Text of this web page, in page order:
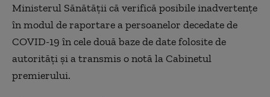
Ministerul Sănătăţii că verifică posibile inadvertenţe
în modul de raportare a persoanelor decedate de
COVID-19 în cele două baze de date folosite de
autorităţi şi a transmis o notă la Cabinetul
premierului.